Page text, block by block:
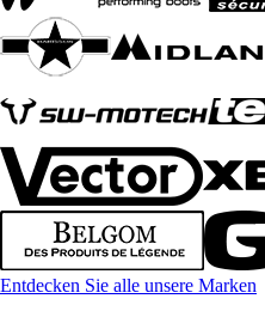
Entdecken Sie alle unsere Marken